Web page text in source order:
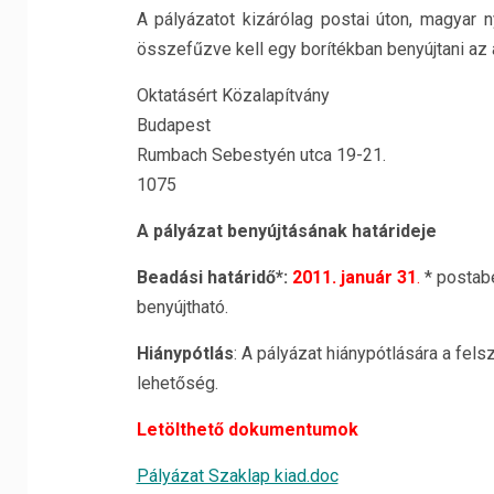
A pályázatot kizárólag postai úton, magyar
összefűzve kell egy borítékban benyújtani az
Oktatásért Közalapítvány
Budapest
Rumbach Sebestyén utca 19-21.
1075
A pályázat benyújtásának határideje
Beadási határidő*: 2011. január 31. *
benyújtható.
Hiánypótlás: A pályázat hiánypótlására a
lehetőség.
Letölthető dokumentumok
Pályázat Szaklap kiad.doc